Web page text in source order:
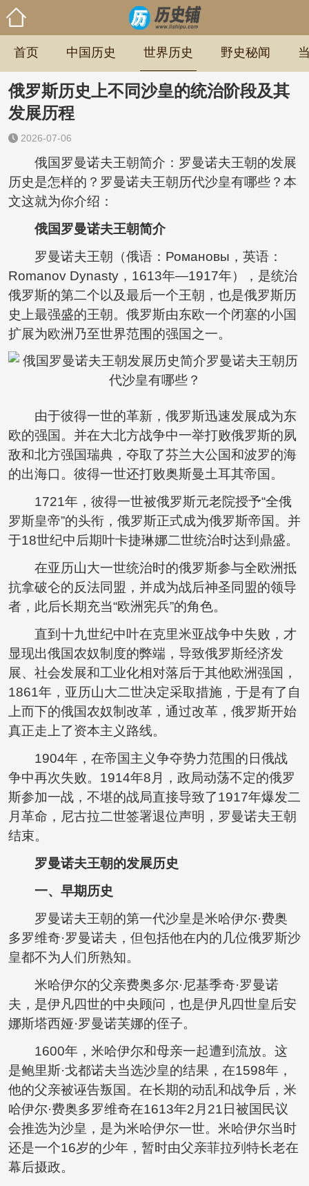
首页 中国历史 世界历史 野史秘闻
俄罗斯历史上不同沙皇的统治阶段及其
发展历程
2026-07-06
俄国罗曼诺夫王朝简介：罗曼诺夫王朝的发展
历史是怎样的？罗曼诺夫王朝历代沙皇有哪些？本
文这就为你介绍：
俄国罗曼诺夫王朝简介
罗曼诺夫王朝（俄语：Романовы，英语：
Romanov Dynasty，1613年—1917年），是统治
俄罗斯的第二个以及最后一个王朝，也是俄罗斯历
史上最强盛的王朝。俄罗斯由东欧一个闭塞的小国
扩展为欧洲乃至世界范围的强国之一。
由于彼得一世的革新，俄罗斯迅速发展成为东
欧的强国。并在大北方战争中一举打败俄罗斯的夙
敌和北方强国瑞典，夺取了芬兰大公国和波罗的海
的出海口。彼得一世还打败奥斯曼土耳其帝国。
1721年，彼得一世被俄罗斯元老院授予“全俄
罗斯皇帝”的头衔，俄罗斯正式成为俄罗斯帝国。并
于18世纪中后期叶卡捷琳娜二世统治时达到鼎盛。
在亚历山大一世统治时的俄罗斯参与全欧洲抵
抗拿破仑的反法同盟，并成为战后神圣同盟的领导
者，此后长期充当“欧洲宪兵”的角色。
直到十九世纪中叶在克里米亚战争中失败，才
显现出俄国农奴制度的弊端，导致俄罗斯经济发
展、社会发展和工业化相对落后于其他欧洲强国，
1861年，亚历山大二世决定采取措施，于是有了自
上而下的俄国农奴制改革，通过改革，俄罗斯开始
真正走上了资本主义路线。
1904年，在帝国主义争夺势力范围的日俄战
争中再次失败。1914年8月，政局动荡不定的俄罗
斯参加一战，不堪的战局直接导致了1917年爆发二
月革命，尼古拉二世签署退位声明，罗曼诺夫王朝
结束。
罗曼诺夫王朝的发展历史
一、早期历史
罗曼诺夫王朝的第一代沙皇是米哈伊尔·费奥
多罗维奇·罗曼诺夫，但包括他在内的几位俄罗斯沙
皇都不为人们所熟知。
米哈伊尔的父亲费奥多尔·尼基季奇·罗曼诺
夫，是伊凡四世的中央顾问，也是伊凡四世皇后安
娜斯塔西娅·罗曼诺芙娜的侄子。
1600年，米哈伊尔和母亲一起遭到流放。这
是鲍里斯·戈都诺夫当选沙皇的结果，在1598年，
他的父亲被诬告叛国。在长期的动乱和战争后，米
哈伊尔·费奥多罗维奇在1613年2月21日被国民议
会推选为沙皇，是为米哈伊尔一世。米哈伊尔当时
还是一个16岁的少年，暂时由父亲菲拉列特长老在
幕后摄政。